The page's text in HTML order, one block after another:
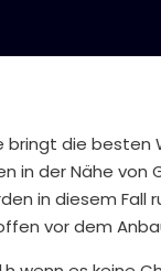
die
in der Nähe
in diesem
vor dem